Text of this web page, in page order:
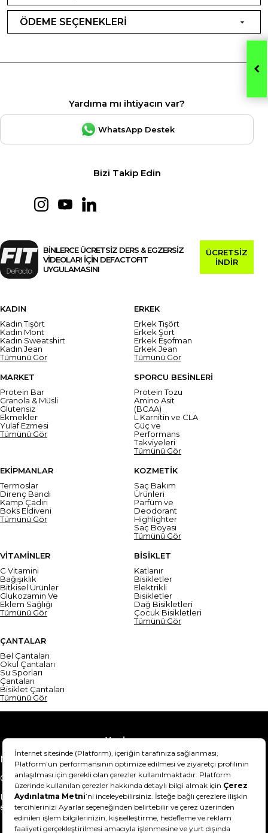
ÖDEME SEÇENEKLERİ
Yardıma mı ihtiyacın var?
WhatsApp Destek
Bizi Takip Edin
BİNLERCE ÜCRETSİZ DERS & EGZERSİZ
VİDEOLARI İÇİN DEFACTOFIT
UYGULAMASINI
ÜCRETSİZ
İNDİR
KADIN
Kadın Tişört
Kadın Mont
Kadın Sweatshirt
Kadın Jean
Tümünü Gör
ERKEK
Erkek Tişört
Erkek Şort
Erkek Eşofman
Erkek Jean
Tümünü Gör
MARKET
Protein Bar
Granola & Müsli
Glutensiz
Ekmekler
Yulaf Ezmesi
Tümünü Gör
SPORCU BESİNLERİ
Protein Tozu
Amino Asit
(BCAA)
L Karnitin ve CLA
Güç ve
Performans
Takviyeleri
Tümünü Gör
EKİPMANLAR
Termoslar
Direnç Bandı
Kamp Çadırı
Boks Eldiveni
Tümünü Gör
KOZMETİK
Saç Bakım
Ürünleri
Parfüm ve
Deodorant
Highlighter
Saç Boyası
Tümünü Gör
VİTAMİNLER
C Vitamini
Bağışıklık
Bitkisel Ürünler
Glukozamin Ve
Eklem Sağlığı
Tümünü Gör
BİSİKLET
Katlanır
Bisikletler
Elektrikli
Bisikletler
Dağ Bisikletleri
Çocuk Bisikletleri
Tümünü Gör
ÇANTALAR
Bel Çantaları
Okul Çantaları
Su Sporları
Çantaları
Bisiklet Çantaları
Tümünü Gör
Yardım
Mesafeli Satış Sözleşmesi
Teslimat Bilgisi
Gizlilik Sözleşmesi
Şartlar & Koşullar
Ürünümü nasıl iade
edebilirim?
Hakkımızda